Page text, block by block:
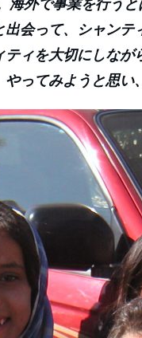
外で事業を行う
会って、シャンテ
ィを大切にしなが
ってみようと思い